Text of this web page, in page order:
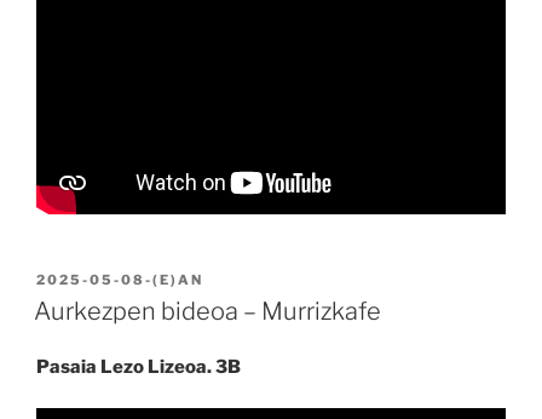
2025-05-08-(E)AN
Aurkezpen bideoa – Murrizkafe
Pasaia Lezo Lizeoa. 3B